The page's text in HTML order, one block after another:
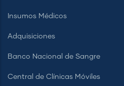
Insumos Médicos
Adquisiciones
Banco Nacional de Sangre
Central de Clínicas Móviles